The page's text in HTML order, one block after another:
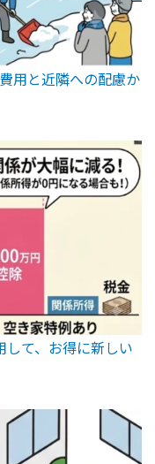
用と近隣への配慮か
て、お得に新しい